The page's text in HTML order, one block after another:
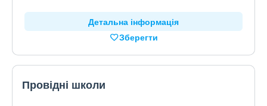
Детальна інформація
Зберегти
Провідні школи